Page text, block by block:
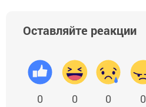
Оставляйте реакции
0 0 0 0